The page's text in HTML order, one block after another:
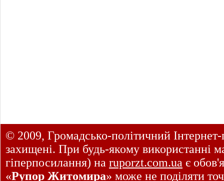
© 2009, Громадсько-політичний
захищені. При будь-якому використанні
гіперпосилання) на ruporzt.com.ua є
«Рупор Житомира» може не поділяти